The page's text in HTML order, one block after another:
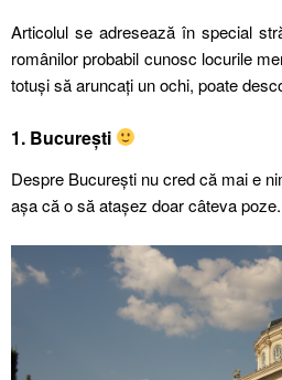
Articolul se adresează în special
românilor probabil cunosc locurile
totuși să aruncați un ochi, poate
1. București
Despre București nu cred că mai e
așa că o să atașez doar câteva poze.